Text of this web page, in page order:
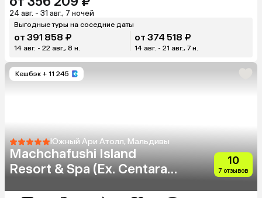
24 авг. - 31 авг., 7 ночей
Выгодные туры на соседние даты
от 391 858 ₽
14 авг. - 22 авг., 8 н.
от 374 518 ₽
14 авг. - 21 авг., 7 н.
Кешбэк + 11 245
Южный Ари Атолл, Мальдивы
Machchafushi Island
Resort & Spa (Ex. Centara
10
7 отзывов